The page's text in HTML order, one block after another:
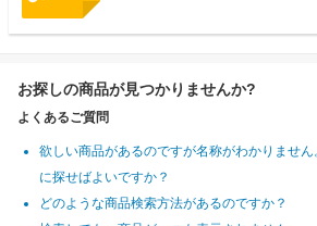
お探しの商品が見つかりませんか?
よくあるご質問
欲しい商品があるのですが名称がわかりません
に探せばよいですか？
どのような商品検索方法があるのですか？